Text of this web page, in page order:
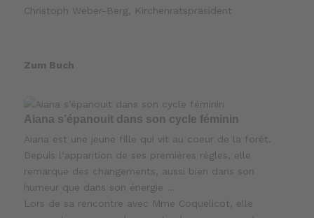
Christoph Weber-Berg, Kirchenratspräsident
Zum Buch
Aiana s’épanouit dans son cycle féminin
Aiana est une jeune fille qui vit au coeur de la forêt.
Depuis l‘apparition de ses premières règles, elle
remarque des changements, aussi bien dans son
humeur que dans son énergie …
Lors de sa rencontre avec Mme Coquelicot, elle